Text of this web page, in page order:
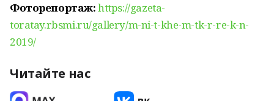
Фоторепортаж:https://gazeta-
toratay.rbsmi.ru/gallery/m-ni-t-khe-m-tk-r-re-k-n-
2019/
Читайте нас